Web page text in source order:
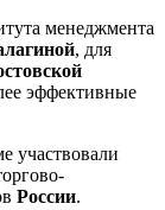
менеджмента
, для
эффективные
участвовали
России.